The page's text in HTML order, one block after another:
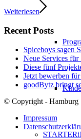
Weiterlesen
Recent Posts
Spiceboys sagen
Neue Services
Diese fünf
Jetzt bewerben
goodBytz bringt
© Copyright - Hamburg
Impressum